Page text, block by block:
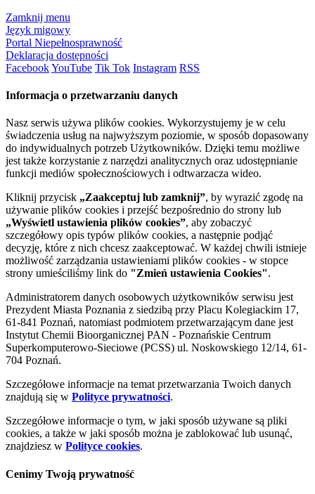
Zamknij menu
Język migowy
Portal Niepełnosprawność
Deklaracja dostępności
FacebookYouTube Tik Tok Instagram RSS
Informacja o przetwarzaniu danych
Nasz serwis używa plików cookies. Wykorzystujemy je w celu
świadczenia usług na najwyższym poziomie, w sposób dopasowany
do indywidualnych potrzeb Użytkowników. Dzięki temu możliwe
jest także korzystanie z narzędzi analitycznych oraz udostępnianie
funkcji mediów społecznościowych i odtwarzacza wideo.
Kliknij przycisk „Zaakceptuj lub zamknij”, by wyrazić zgodę na
używanie plików cookies i przejść bezpośrednio do strony lub
„Wyświetl ustawienia plików cookies”, aby zobaczyć
szczegółowy opis typów plików cookies, a następnie podjąć
decyzję, które z nich chcesz zaakceptować. W każdej chwili istnieje
możliwość zarządzania ustawieniami plików cookies - w stopce
strony umieściliśmy link do "Zmień ustawienia Cookies".
Administratorem danych osobowych użytkowników serwisu jest
Prezydent Miasta Poznania z siedzibą przy Placu Kolegiackim 17,
61-841 Poznań, natomiast podmiotem przetwarzającym dane jest
Instytut Chemii Bioorganicznej PAN - Poznańskie Centrum
Superkomputerowo-Sieciowe (PCSS) ul. Noskowskiego 12/14, 61-
704 Poznań.
Szczegółowe informacje na temat przetwarzania Twoich danych
znajdują się w Polityce prywatności.
Szczegółowe informacje o tym, w jaki sposób używane są pliki
cookies, a także w jaki sposób można je zablokować lub usunąć,
znajdziesz w Polityce cookies.
Cenimy Twoją prywatność